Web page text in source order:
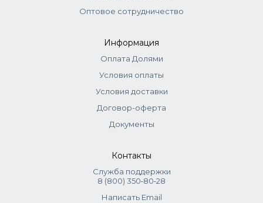
Оптовое сотрудничество
Информация
Оплата Долями
Условия оплаты
Условия доставки
Договор-оферта
Документы
Контакты
Служба поддержки
8 (800) 350‑80‑28
Написать Email